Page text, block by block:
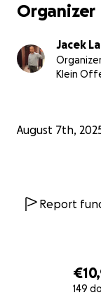
149
Organizer
Jacek
Klein
August 7th,
Report